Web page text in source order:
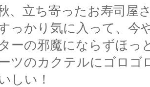
、立ち寄ったお寿司屋
っかり気に入って、今
ーの邪魔にならずほっ
ツのカクテルにゴロゴ
しい！